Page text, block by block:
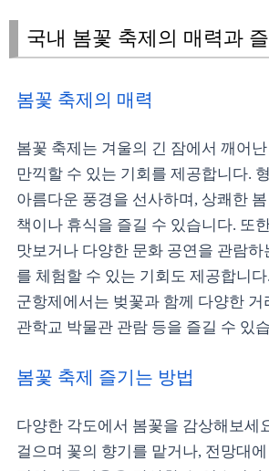
국내 봄꽃 축제의 매력과
봄꽃 축제의 매력
봄꽃 축제는 겨울의 긴 잠에서 깨어
만끽할 수 있는 기회를 제공합니다.
아름다운 풍경을 선사하며, 상쾌한
책이나 휴식을 즐길 수 있습니다. 또
맛보거나 다양한 문화 공연을 관람하
를 체험할 수 있는 기회도 제공합니
군항제에서는 벚꽃과 함께 다양한
관학교 박물관 관람 등을 즐길 수 있
봄꽃 축제 즐기는 방법
다양한 각도에서 봄꽃을 감상해보세
걸으며 꽃의 향기를 맡거나, 전망대